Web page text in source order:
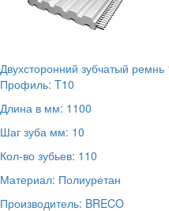
Двухсторонний зубчатый
Профиль: T10
Длина в мм: 1100
Шаг зуба мм: 10
Кол-во зубьев: 110
Материал: Полиуретан
Производитель: BRECO